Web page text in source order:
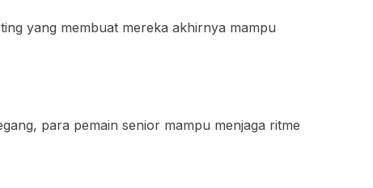
yang membuat mereka akhirnya mampu
para pemain senior mampu menjaga ritme